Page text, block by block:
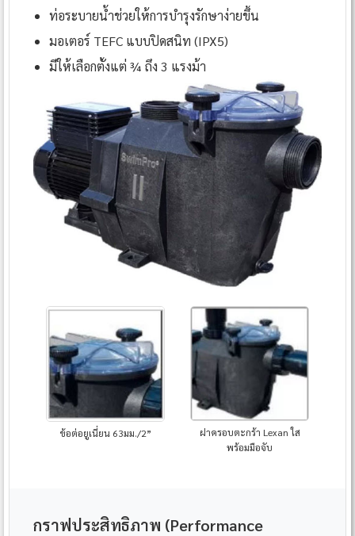
ท่อระบายน้ำช่วยให้การบำรุงรักษาง่ายขึ้น
มอเตอร์ TEFC แบบปิดสนิท (IPX5)
มีให้เลือกตั้งแต่ ¾ ถึง 3 แรงม้า
ข้อต่อยูเนี่ยน 63มม./2”
ฝาครอบตะกร้า Lexan ใส
พร้อมมือจับ
กราฟประสิทธิภาพ (Performance